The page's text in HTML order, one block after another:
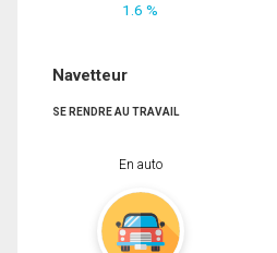
1.6 %
Navetteur
SE RENDRE AU TRAVAIL
En auto